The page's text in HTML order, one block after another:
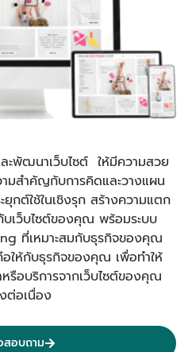
พัฒนาเว็บไซต์ ให้มีความสวย
มสำคัญกับการคิดและวางแผน
กต์ใช้ในเชิงรุก สร้างความแตก
บเว็บไซต์ของคุณ พร้อมระบบ
ที่เหมาะสมกับธุรกิจของคุณ
ให้กับธุรกิจของคุณ เพื่อทำให้
รือบริการจากเว็บไซต์ของคุณ
ต่อเนื่อง
อบถาม